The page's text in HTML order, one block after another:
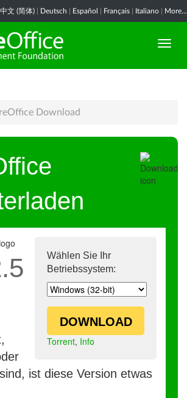
中文 (简体) Deutsch Español Français Italiano More...
Download
Wählen Sie Ihr
Betriebssystem:
DOWNLOAD
Torrent, Info
ist diese Version etwas